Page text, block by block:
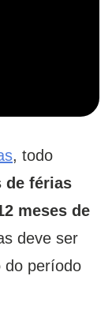
, todo
de férias
meses de
deve ser
do período